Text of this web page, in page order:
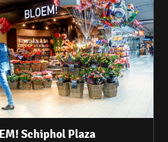
Schiphol Plaza